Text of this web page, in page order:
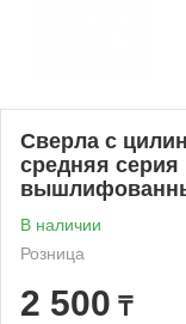
Сверла с
средняя серия
В наличии
Розница
2 500 ₸